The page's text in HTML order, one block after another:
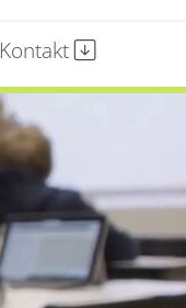
Kontakt